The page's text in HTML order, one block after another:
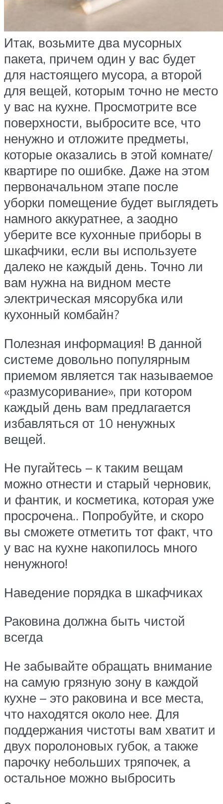
Итак, возьмите два мусорных
пакета, причем один у вас будет
для настоящего мусора, а второй
для вещей, которым точно не место
у вас на кухне. Просмотрите все
поверхности, выбросите все, что
ненужно и отложите предметы,
которые оказались в этой комнате/
квартире по ошибке. Даже на этом
первоначальном этапе после
уборки помещение будет выглядеть
намного аккуратнее, а заодно
уберите все кухонные приборы в
шкафчики, если вы используете
далеко не каждый день. Точно ли
вам нужна на видном месте
электрическая мясорубка или
кухонный комбайн?
Полезная информация! В данной
системе довольно популярным
приемом является так называемое
«размусоривание», при котором
каждый день вам предлагается
избавляться от 10 ненужных
вещей.
Не пугайтесь – к таким вещам
можно отнести и старый черновик,
и фантик, и косметика, которая уже
просрочена.. Попробуйте, и скоро
вы сможете отметить тот факт, что
у вас на кухне накопилось много
ненужного!
Наведение порядка в шкафчиках
Раковина должна быть чистой
всегда
Не забывайте обращать внимание
на самую грязную зону в каждой
кухне – это раковина и все места,
что находятся около нее. Для
поддержания чистоты вам хватит и
двух поролоновых губок, а также
парочку небольших тряпочек, а
остальное можно выбросить